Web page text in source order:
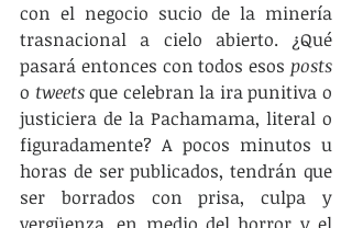
con el negocio sucio de la minería
trasnacional a cielo abierto. ¿Qué
pasará entonces con todos esos posts
o tweets que celebran la ira punitiva o
justiciera de la Pachamama, literal o
figuradamente? A pocos minutos u
horas de ser publicados, tendrán que
ser borrados con prisa, culpa y